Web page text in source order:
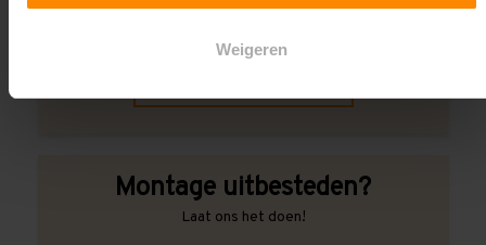
Weigeren
experts werken het graag uit! Maatwerk is onze
specialiteit!
Montage uitbesteden?
Laat ons het doen!